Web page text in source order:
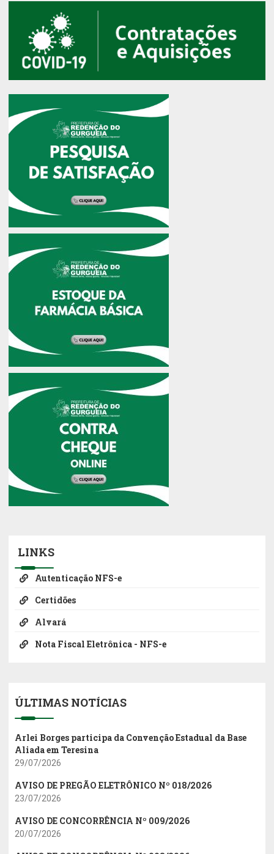
LINKS
Autenticação NFS-e
Certidões
Alvará
Nota Fiscal Eletrônica - NFS-e
ÚLTIMAS NOTÍCIAS
Arlei Borges participa da Convenção Estadual da Base
Aliada em Teresina
29/07/2026
AVISO DE PREGÃO ELETRÔNICO Nº 018/2026
23/07/2026
AVISO DE CONCORRÊNCIA Nº 009/2026
20/07/2026